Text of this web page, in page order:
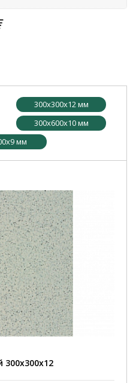
300x300x12 мм
300х600х10 мм
мм
300х300х12